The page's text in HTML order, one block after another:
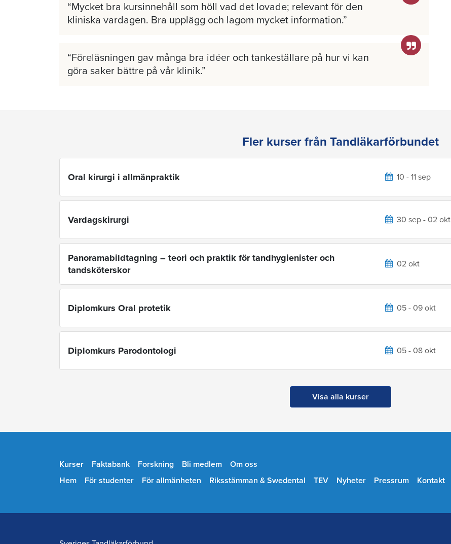
Mycket bra kursinnehåll som höll vad det lovade; relevant för den
kliniska vardagen. Bra upplägg och lagom mycket information.
Föreläsningen gav många bra idéer och tankeställare på hur vi kan
göra saker bättre på vår klinik.
Fler kurser från Tandläkarförbundet
Oral kirurgi i allmänpraktik 10 - 11 sep
Vardagskirurgi 30 sep - 02 okt
Panoramabildtagning – teori och praktik för tandhygienister och
tandsköterskor
02 okt
Diplomkurs Oral protetik 05 - 09 okt
Diplomkurs Parodontologi 05 - 08 okt
Visa alla kurser
Kurser Faktabank Forskning Bli medlem
Om oss
Hem
För studenter För allmänheten Riksstämman & Swedental TEV Nyheter Pressrum Kontakt